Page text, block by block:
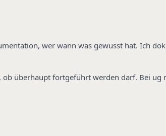
wer wann was gewusst hat. Ich
ob überhaupt fortgeführt werden darf. Bei